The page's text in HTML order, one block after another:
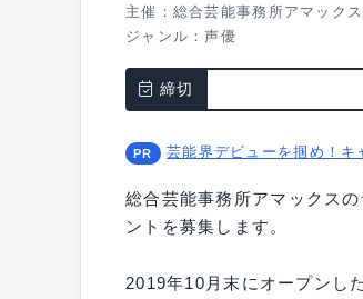
主催：総合芸能事務所アマックス
ジャンル：声優
締切
芸能界デビューを掴め！キ
総合芸能事務所アマックス
ントを募集します。
2019年10月末にオープンし